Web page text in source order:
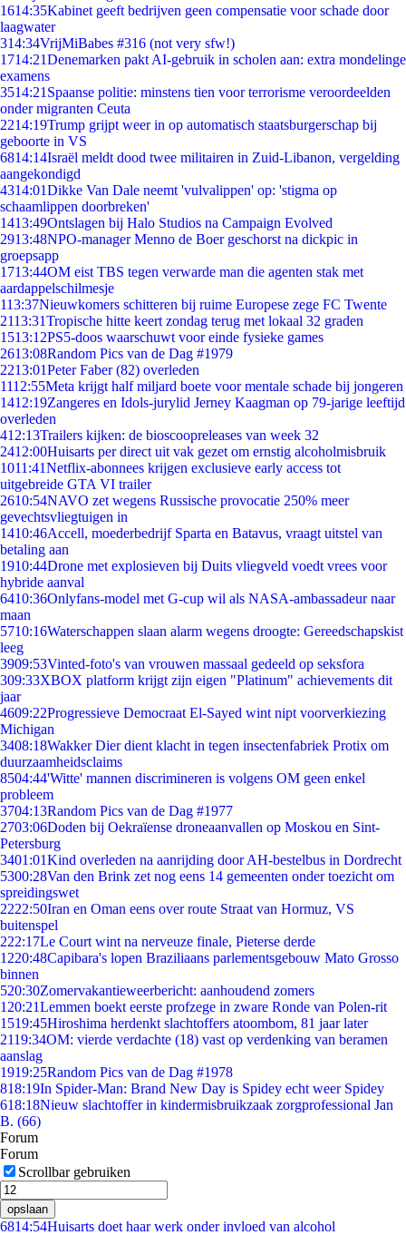
1614:35Kabinet geeft bedrijven geen compensatie voor schade door
laagwater
314:34VrijMiBabes #316 (not very sfw!)
1714:21Denemarken pakt AI-gebruik in scholen aan: extra mondelinge
examens
3514:21 Spaanse politie: minstens tien voor terrorisme veroordeelden
onder migranten Ceuta
2214:19Trump grijpt weer in op automatisch staatsburgerschap bij
geboorte in VS
6814:14Israël meldt dood twee militairen in Zuid-Libanon, vergelding
aangekondigd
4314:01Dikke Van Dale neemt 'vulvalippen' op: 'stigma op
schaamlippen doorbreken'
1413:49Ontslagen bij Halo Studios na Campaign Evolved
2913:48NPO-manager Menno de Boer geschorst na dickpic in
groepsapp
1713:44OM eist TBS tegen verwarde man die agenten stak met
aardappelschilmesje
113:37Nieuwkomers schitteren bij ruime Europese zege FC Twente
2113:31Tropische hitte keert zondag terug met lokaal 32 graden
1513:12PS5-doos waarschuwt voor einde fysieke games
2613:08Random Pics van de Dag #1979
2213:01Peter Faber (82) overleden
1112:55Meta krijgt half miljard boete voor mentale schade bij jongeren
1412:19Zangeres en Idols-jurylid Jerney Kaagman op 79-jarige leeftijd
overleden
412:13Trailers kijken: de bioscoopreleases van week 32
2412:00Huisarts per direct uit vak gezet om ernstig alcoholmisbruik
1011:41Netflix-abonnees krijgen exclusieve early access tot
uitgebreide GTA VI trailer
2610:54NAVO zet wegens Russische provocatie 250% meer
gevechtsvliegtuigen in
1410:46Accell, moederbedrijf Sparta en Batavus, vraagt uitstel van
betaling aan
1910:44Drone met explosieven bij Duits vliegveld voedt vrees voor
hybride aanval
6410:36Onlyfans-model met G-cup wil als NASA-ambassadeur naar
maan
5710:16Waterschappen slaan alarm wegens droogte: Gereedschapskist
leeg
3909:53Vinted-foto's van vrouwen massaal gedeeld op seksfora
309:33XBOX platform krijgt zijn eigen "Platinum" achievements dit
jaar
4609:22Progressieve Democraat El-Sayed wint nipt voorverkiezing
Michigan
3408:18Wakker Dier dient klacht in tegen insectenfabriek Protix om
duurzaamheidsclaims
8504:44'Witte' mannen discrimineren is volgens OM geen enkel
probleem
3704:13Random Pics van de Dag #1977
2703:06Doden bij Oekraïense droneaanvallen op Moskou en Sint-
Petersburg
3401:01Kind overleden na aanrijding door AH-bestelbus in Dordrecht
5300:28Van den Brink zet nog eens 14 gemeenten onder toezicht om
spreidingswet
2222:50Iran en Oman eens over route Straat van Hormuz, VS
buitenspel
222:17Le Court wint na nerveuze finale, Pieterse derde
1220:48Capibara's lopen Braziliaans parlementsgebouw Mato Grosso
binnen
520:30Zomervakantieweerbericht: aanhoudend zomers
1 20:21Lemmen boekt eerste profzege in zware Ronde van Polen-rit
1519:45Hiroshima herdenkt slachtoffers atoombom, 81 jaar later
2119:34OM: vierde verdachte (18) vast op verdenking van beramen
aanslag
1919:25Random Pics van de Dag #1978
818:19In Spider-Man: Brand New Day is Spidey echt weer Spidey
618:18Nieuw slachtoffer in kindermisbruikzaak zorgprofessional Jan
B. (66)
Forum
Forum
Scrollbar gebruiken
opslaan
6814:54Huisarts doet haar werk onder invloed van alcohol